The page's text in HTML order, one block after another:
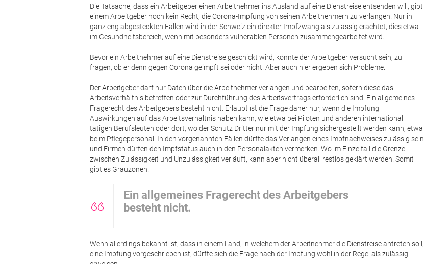
Die Tatsache, dass ein Arbeitgeber einen Arbeitnehmer ins Ausland auf eine Dienstreise entsenden will, gibt
einem Arbeitgeber noch kein Recht, die Corona-Impfung von seinen Arbeitnehmern zu verlangen. Nur in
ganz eng abgesteckten Fällen wird in der Schweiz ein direkter Impfzwang als zulässig erachtet, dies etwa
im Gesundheitsbereich, wenn mit besonders vulnerablen Personen zusammengearbeitet wird.
Bevor ein Arbeitnehmer auf eine Dienstreise geschickt wird, könnte der Arbeitgeber versucht sein, zu
fragen, ob er denn gegen Corona geimpft sei oder nicht. Aber auch hier ergeben sich Probleme.
Der Arbeitgeber darf nur Daten über die Arbeitnehmer verlangen und bearbeiten, sofern diese das
Arbeitsverhältnis betreffen oder zur Durchführung des Arbeitsvertrags erforderlich sind. Ein allgemeines
Fragerecht des Arbeitgebers besteht nicht. Erlaubt ist die Frage daher nur, wenn die Impfung
Auswirkungen auf das Arbeitsverhältnis haben kann, wie etwa bei Piloten und anderen international
tätigen Berufsleuten oder dort, wo der Schutz Dritter nur mit der Impfung sichergestellt werden kann, etwa
beim Pflegepersonal. In den vorgenannten Fällen dürfte das Verlangen eines Impfnachweises zulässig sein
und Firmen dürfen den Impfstatus auch in den Personalakten vermerken. Wo im Einzelfall die Grenze
zwischen Zulässigkeit und Unzulässigkeit verläuft, kann aber nicht überall restlos geklärt werden. Somit
gibt es Grauzonen.
Ein allgemeines Fragerecht des Arbeitgebers
besteht nicht.
Wenn allerdings bekannt ist, dass in einem Land, in welchem der Arbeitnehmer die Dienstreise antreten soll,
eine Impfung vorgeschrieben ist, dürfte sich die Frage nach der Impfung wohl in der Regel als zulässig